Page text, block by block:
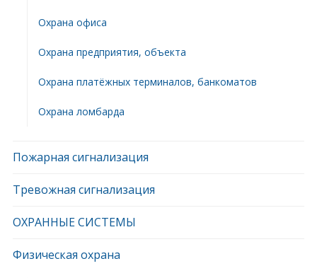
Охрана офиса
Охрана предприятия, объекта
Охрана платёжных терминалов, банкоматов
Охрана ломбарда
Пожарная сигнализация
Тревожная сигнализация
ОХРАННЫЕ СИСТЕМЫ
Физическая охрана